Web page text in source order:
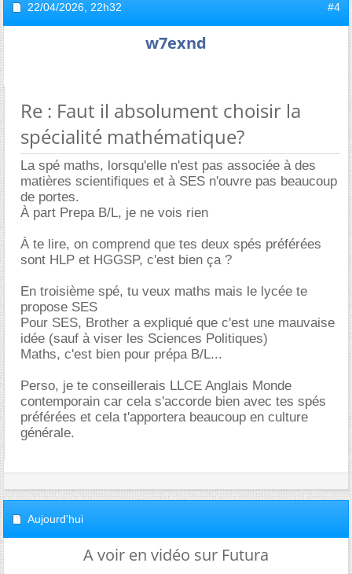
22/04/2026, 22h32 #4
w7exnd
Re : Faut il absolument choisir la
spécialité mathématique?
La spé maths, lorsqu'elle n'est pas associée à des
matières scientifiques et à SES n'ouvre pas beaucoup
de portes.
À part Prepa B/L, je ne vois rien
À te lire, on comprend que tes deux spés préférées
sont HLP et HGGSP, c'est bien ça ?
En troisième spé, tu veux maths mais le lycée te
propose SES
Pour SES, Brother a expliqué que c'est une mauvaise
idée (sauf à viser les Sciences Politiques)
Maths, c'est bien pour prépa B/L...
Perso, je te conseillerais LLCE Anglais Monde
contemporain car cela s'accorde bien avec tes spés
préférées et cela t'apportera beaucoup en culture
générale.
Aujourd'hui
A voir en vidéo sur Futura